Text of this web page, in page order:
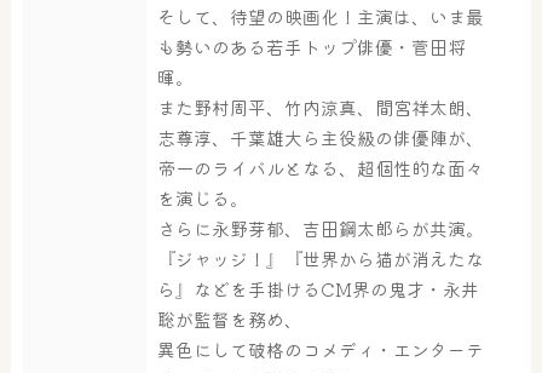
サウナ・岩盤浴
屋内レジャープール グルメ
そして、待望の映画化！主演は、いま最
も勢いのある若手トップ俳優・菅田将
暉。
また野村周平、竹内涼真、間宮祥太朗、
志尊淳、千葉雄大ら主役級の俳優陣が、
帝一のライバルとなる、超個性的な面々
を演じる。
さらに永野芽郁、吉田鋼太郎らが共演。
『ジャッジ！』『世界から猫が消えたな
ら』などを手掛けるCM界の鬼才・永井
聡が監督を務め、
異色にして破格のコメディ・エンターテ